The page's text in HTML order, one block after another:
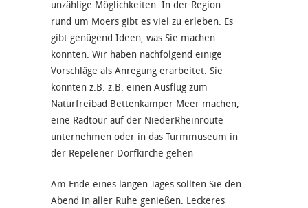
unzählige Möglichkeiten. In der Region
rund um Moers gibt es viel zu erleben. Es
gibt genügend Ideen, was Sie machen
könnten. Wir haben nachfolgend einige
Vorschläge als Anregung erarbeitet. Sie
könnten z.B. z.B. einen Ausflug zum
Naturfreibad Bettenkamper Meer machen,
eine Radtour auf der NiederRheinroute
unternehmen oder in das Turmmuseum in
der Repelener Dorfkirche gehen
Am Ende eines langen Tages sollten Sie den
Abend in aller Ruhe genießen. Leckeres